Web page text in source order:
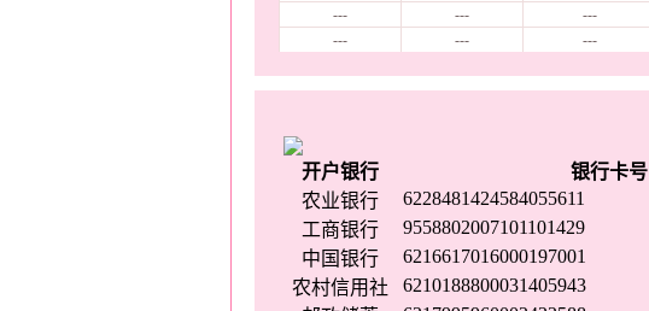
开户银行 银行卡号
农业银行
6228481424584055611
工商银行
9558802007101101429
中国银行
6216617016000197001
农村信用社
6210188800031405943